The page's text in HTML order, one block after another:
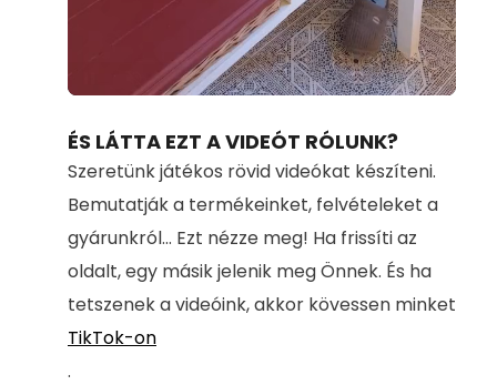
Unmute Loaded:
100.00%
ÉS LÁTTA EZT A VIDEÓT RÓLUNK?
Szeretünk játékos rövid videókat készíteni.
Bemutatják a termékeinket, felvételeket a
gyárunkról... Ezt nézze meg! Ha frissíti az
oldalt, egy másik jelenik meg Önnek. És ha
tetszenek a videóink, akkor kövessen minket
TikTok-on
.